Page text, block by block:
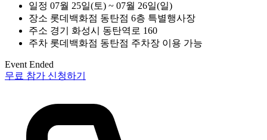
일정 07월 25일(토) ~ 07월 26일(일)
장소 롯데백화점 동탄점 6층 특별행사장
주소 경기 화성시 동탄역로 160
주차 롯데백화점 동탄점 주차장 이용 가능
Event Ended
무료 참가 신청하기